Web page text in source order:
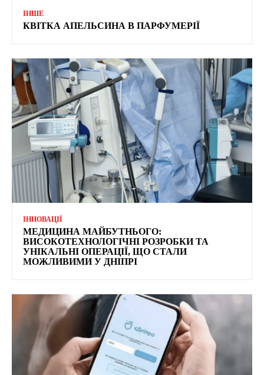
ІНШЕ
КВІТКА АПЕЛЬСИНА В ПАРФУМЕРІЇ
ІННОВАЦІЇ
МЕДИЦИНА МАЙБУТНЬОГО:
ВИСОКОТЕХНОЛОГІЧНІ РОЗРОБКИ ТА
УНІКАЛЬНІ ОПЕРАЦІЇ, ЩО СТАЛИ
МОЖЛИВИМИ У ДНІПРІ